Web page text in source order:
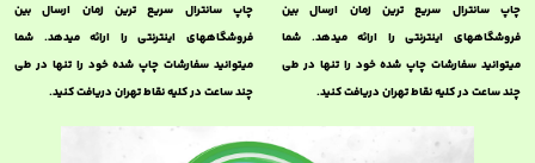
چاپ سانترال سریع ترین زمان ارسال بین
فروشگاههای اینترنتی را ارائه میدهد. شما
میتوانید سفارشات چاپ شده خود را تنها در طی
چند ساعت در کلیه نقاط تهران دریافت کنید.
چاپ سانترال سریع ترین زمان ارسال بین
فروشگاههای اینترنتی را ارائه میدهد. شما
میتوانید سفارشات چاپ شده خود را تنها در طی
چند ساعت در کلیه نقاط تهران دریافت کنید.